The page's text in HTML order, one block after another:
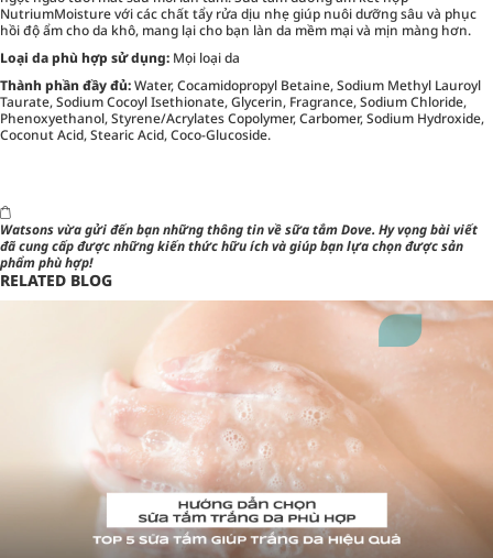
NutriumMoisture với các chất tẩy rửa dịu nhẹ giúp nuôi dưỡng sâu và phục
hồi độ ẩm cho da khô, mang lại cho bạn làn da mềm mại và mịn màng hơn.
Loại da phù hợp sử dụng: Mọi loại da
Thành phần đầy đủ:Water, Cocamidopropyl Betaine, Sodium Methyl Lauroyl
Taurate, Sodium Cocoyl Isethionate, Glycerin, Fragrance, Sodium Chloride,
Phenoxyethanol, Styrene/Acrylates Copolymer, Carbomer, Sodium Hydroxide,
Coconut Acid, Stearic Acid, Coco-Glucoside.
Watsonsvừa gửi đến bạn những thông tin vềsữa tắm Dove. Hy vọng bài viết
đã cung cấp được những kiến thức hữu ích và giúp bạn lựa chọn được sản
phẩm phù hợp!
RELATED BLOG